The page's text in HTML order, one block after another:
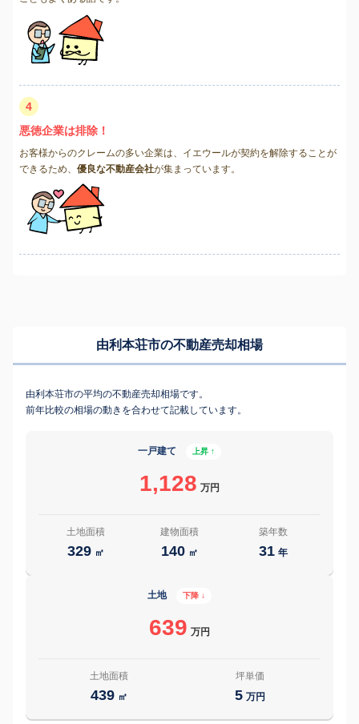
4
悪徳企業は排除！
お客様からのクレームの多い企業は、イエウールが契約を解除することが
できるため、 優良な不動産会社が集まっています。
由利本荘市の不動産売却相場
由利本荘市の平均の不動産売却相場です。
前年比較の相場の動きを合わせて記載しています。
一戸建て 上昇 ↑
1,128 万円
土地面積
329 ㎡
建物面積
140 ㎡
築年数
31 年
土地 下降 ↓
639 万円
土地面積
439 ㎡
坪単価
5 万円